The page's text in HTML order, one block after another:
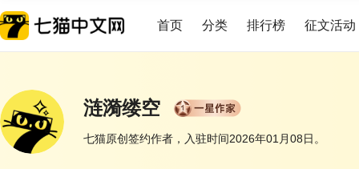
首页 分类 排行榜 征文活动
涟漪缕空
七猫原创签约作者，入驻时间2026年01月08日。